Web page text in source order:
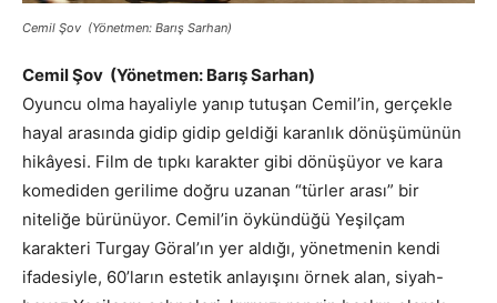
Cemil Şov (Yönetmen: Barış Sarhan)
Cemil Şov (Yönetmen: Barış Sarhan)
Oyuncu olma hayaliyle yanıp tutuşan Cemil’in, gerçekle
hayal arasında gidip gidip geldiği karanlık dönüşümünün
hikâyesi. Film de tıpkı karakter gibi dönüşüyor ve kara
komediden gerilime doğru uzanan “türler arası” bir
niteliğe bürünüyor. Cemil’in öykündüğü Yeşilçam
karakteri Turgay Göral’ın yer aldığı, yönetmenin kendi
ifadesiyle, 60’ların estetik anlayışını örnek alan, siyah-